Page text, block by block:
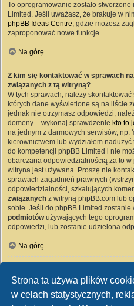
Strona ta używa plików
w celach statystycznych,
To oprogramowanie zostało
Limited. Jeśli uważasz, że brakuje w
phpBB Ideas Centre, gdzie możesz
zaproponować nowe funkcje.
Na górę
Z kim się kontaktować w sprawach
związanych z tą witryną?
W tych sprawach, należy
których dane wyświetlone są na liście
jednak nie otrzymasz odpowiedzi,
domeny – wykonaj sprawdzenie kto to
na jednym z darmowych serwisów, np.
kierownictwem lub wydziałem
do kompetencji phpBB Limited i nie
obarczana odpowiedzialnością za to
witryna jest używana. Proszę nie
sprawach zagadnień prawnych
odpowiedzialności, szkalujących
związanych z witryną phpBB.com lub
sobie. Jeśli do phpBB Limited zostanie
podmiotówużywających tego
odpowiedzi, lub zostanie udzielona
Na górę
Wszyscy użytkownicy witryny mogą
przez administratora witryny –
witryny mogą także używać odnośnika